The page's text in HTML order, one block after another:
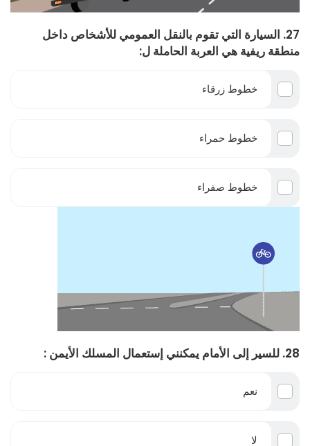
27. السيارة التي تقوم بالنقل العمومي للأشخاص داخل
منطقة ريفية هي العربة الحاملة ل:
خطوط زرقاء
خطوط حمراء
خطوط صفراء
28. للسير إلى الأمام يمكنني إستعمال المسلك الأيمن :
نعم
لا